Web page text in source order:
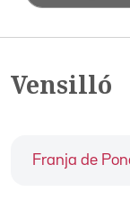
Vensilló
Franja de